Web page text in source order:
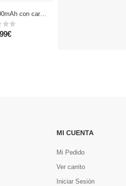
Powerbank 10.000mAh con carga rápida PD22,5W, cable USB-C y Lightning integrado. Pantalla led de carga.
MI CUENTA
Mi Pedido
Ver carrito
Iniciar Sesión